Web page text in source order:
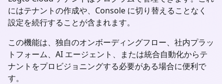
にはテナントの作成や、Console に切り替えることなく
設定を続行することが含まれます。
この機能は、独自のオンボーディングフロー、社内プラッ
トフォーム、AI エージェント、または統合自動化からテ
ナントをプロビジョニングする必要がある場合に便利で
す。